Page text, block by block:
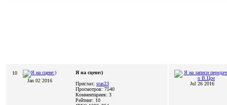
10
Jan 02 2016
Я на сцене:)
Прислал: stas23
Просмотров: 7540
Комментариев: 3
Рейтинг: 10
Jul 26 2016